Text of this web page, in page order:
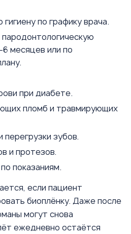
по графику врача.
месяцев или по
при диабете.
пломб и травмирующих
перегрузки зубов.
и протезов.
показаниям.
если пациент
биоплёнку. Даже после
могут снова
ежедневно остаётся